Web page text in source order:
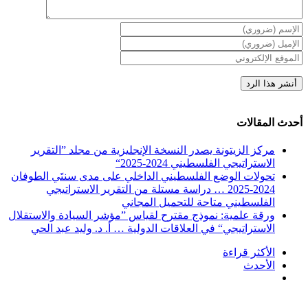
أحدث المقالات
مركز الزيتونة يصدر النسخة الإنجليزية من مجلد ”التقرير
الاستراتيجي الفلسطيني 2024-2025“
تحولات الوضع الفلسطيني الداخلي على مدى سنتَي الطوفان
2024-2025 … دراسة مستلة من التقرير الاستراتيجي
الفلسطيني متاحة للتحميل المجاني
ورقة علمية: نموذج مقترح لقياس ”مؤشر السيادة والاستقلال
الاستراتيجي“ في العلاقات الدولية … أ. د. وليد عبد الحي
الأكثر قراءة
الأحدث